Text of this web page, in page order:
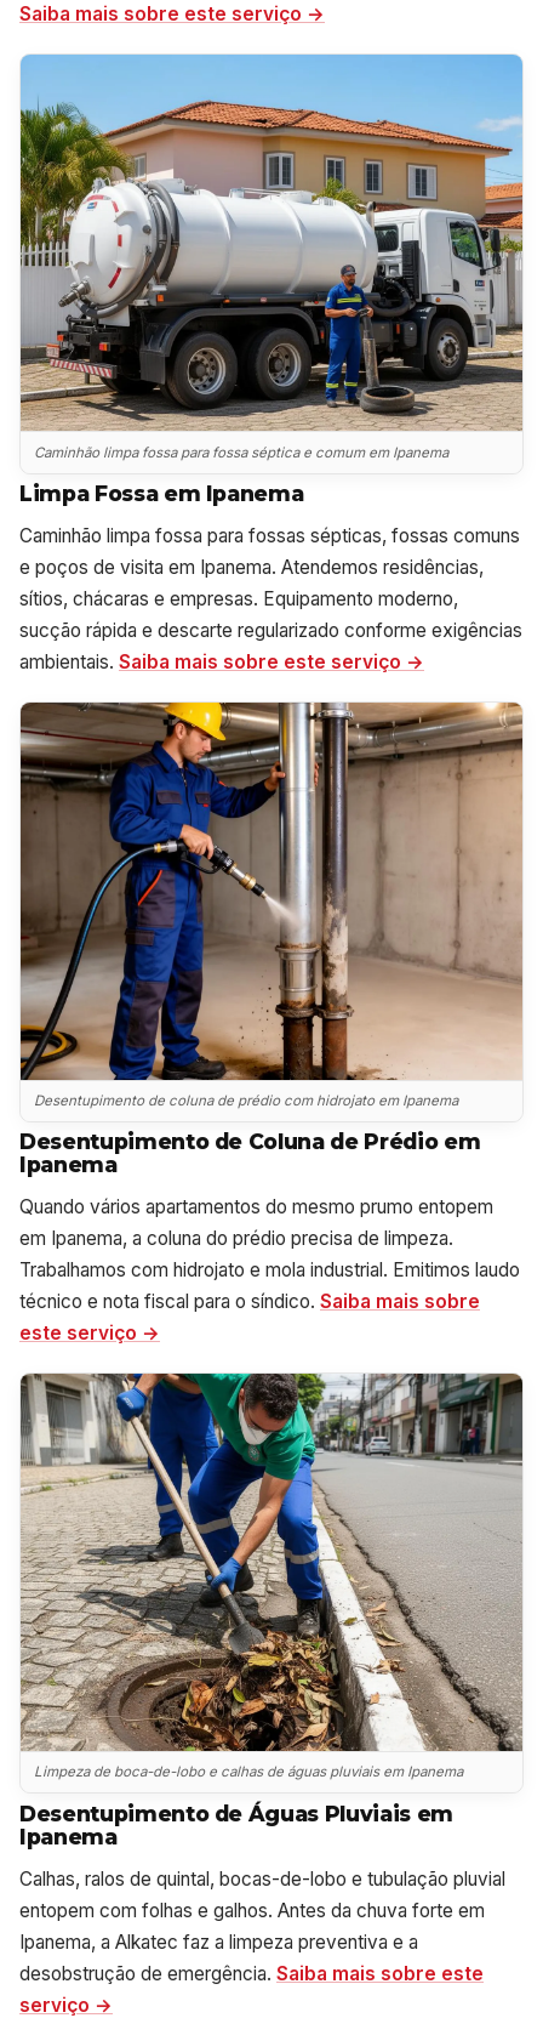
Saiba mais sobre este serviço →
Caminhão limpa fossa para fossa séptica e comum em Ipanema
Limpa Fossa em Ipanema
Caminhão limpa fossa para fossas sépticas, fossas comuns
e poços de visita em Ipanema. Atendemos residências,
sítios, chácaras e empresas. Equipamento moderno,
sucção rápida e descarte regularizado conforme exigências
ambientais. Saiba mais sobre este serviço →
Desentupimento de coluna de prédio com hidrojato em Ipanema
Desentupimento de Coluna de Prédio em
Ipanema
Quando vários apartamentos do mesmo prumo entopem
em Ipanema, a coluna do prédio precisa de limpeza.
Trabalhamos com hidrojato e mola industrial. Emitimos laudo
técnico e nota fiscal para o síndico. Saiba mais sobre
este serviço →
Limpeza de boca-de-lobo e calhas de águas pluviais em Ipanema
Desentupimento de Águas Pluviais em
Ipanema
Calhas, ralos de quintal, bocas-de-lobo e tubulação pluvial
entopem com folhas e galhos. Antes da chuva forte em
Ipanema, a Alkatec faz a limpeza preventiva e a
desobstrução de emergência. Saiba mais sobre este
serviço →